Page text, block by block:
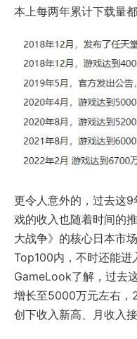
本上每两年累计下载量
更令人意外的，过去这
戏的收入也随着时间的
大战争》的核心日本市
Top100内，不时还能
GameLook了解，过去
增长至5000万元左右，
创下收入新高、月收入